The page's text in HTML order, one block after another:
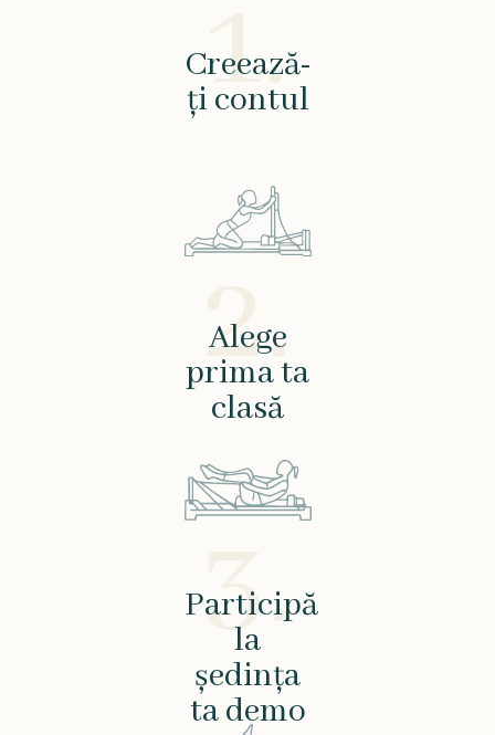
1.
Creează-
ți contul
2.
Alege
prima ta
clasă
3.
Participă
la
ședința
ta demo